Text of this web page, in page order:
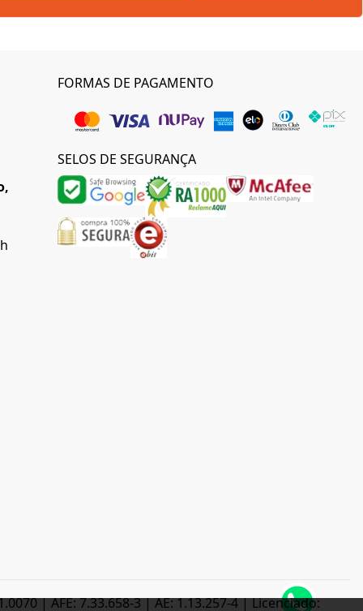
FORMAS DE PAGAMENTO
SELOS DE SEGURANÇA
| AFE: 7.33.658-3 | AE: 1.13.257-4 | Licenciado: